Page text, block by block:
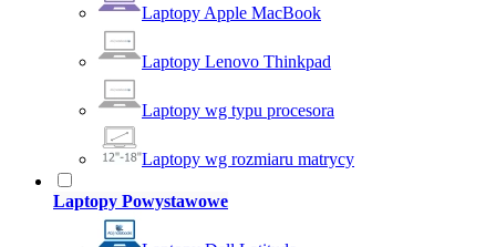
Laptopy Apple MacBook
Laptopy Lenovo Thinkpad
Laptopy wg typu procesora
Laptopy wg rozmiaru matrycy
Laptopy Powystawowe